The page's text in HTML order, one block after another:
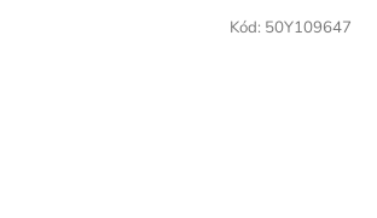
Kód: 50Y109647